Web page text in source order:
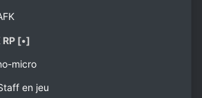
RP [•]
micro
en jeu